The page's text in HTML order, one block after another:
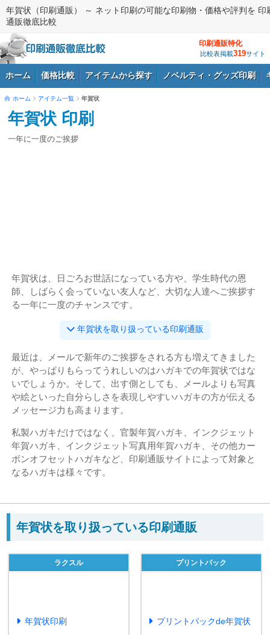
年賀状（印刷通販） ～ ネット印刷の可能な印刷物・価格や評判を 印
通販徹底比較
印刷通販特化
比較表掲載319サイト
ホーム 価格比較 アイテムから探す ノベルティ・グッズ印刷
ログイン
ホーム アイテム一覧 年賀状
年賀状 印刷
一年に一度のご挨拶
年賀状は、日ごろお世話になっている方や、学生時代の恩
師、しばらく会っていない友人など、大切な人達へご挨拶す
る一年に一度のチャンスです。
年賀状を取り扱っている印刷通販
最近は、メールで新年のご挨拶をされる方も増えてきました
が、やっぱりもらってうれしいのはハガキでの年賀状ではな
いでしょうか。そして、出す側としても、メールよりも写真
や絵といった自分らしさを表現しやすいハガキの方が伝える
メッセージ力も高まります。
私製ハガキだけではなく、官製年賀ハガキ、インクジェット
年賀ハガキ、インクジェット写真用年賀ハガキ、その他カー
ボンオフセットハガキなど、印刷通販サイトによって対象と
なるハガキは様々です。
年賀状を取り扱っている印刷通販
ラクスル
年賀状印刷
プリントパック
プリントパックde年賀状